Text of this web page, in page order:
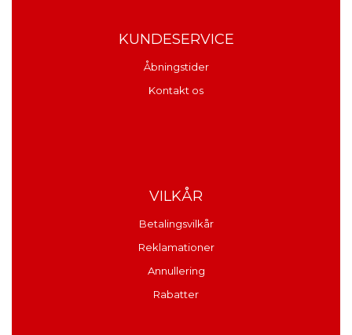
KUNDESERVICE
Åbningstider
Kontakt os
VILKÅR
Betalingsvilkår
Reklamationer
Annullering
Rabatter